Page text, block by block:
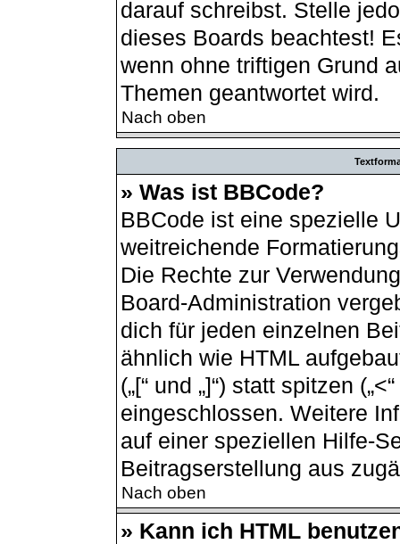
darauf schreibst. Stelle
dieses Boards beachtest!
wenn ohne triftigen Grund
Themen geantwortet wird.
Nach oben
» Was ist BBCode?
BBCode ist eine spezielle
weitreichende
Die Rechte zur
Board-Administration
dich für jeden einzelnen
ähnlich wie HTML
(„[“ und „]“) statt spitzen
eingeschlossen. Weitere
auf einer speziellen Hilfe-
Beitragserstellung aus
Nach oben
» Kann ich HTML